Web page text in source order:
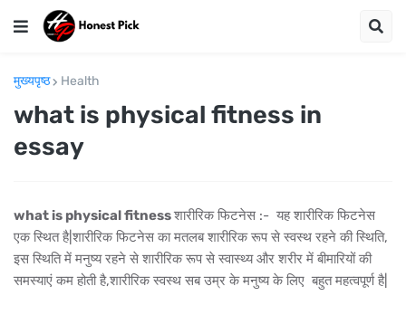
मुख्यपृष्ठ Health
what is physical fitness in
essay
what is physical fitnessशारीरिक फिटनेस :- यह शारीरिक फिटनेस
एक स्थित है|शारीरिक फिटनेस का मतलब शारीरिक रूप से स्वस्थ रहने की स्थिति,
इस स्थिति में मनुष्य रहने से शारीरिक रूप से स्वास्थ्य और शरीर में बीमारियों की
समस्याएं कम होती है,शारीरिक स्वस्थ सब उम्र के मनुष्य के लिए बहुत महत्वपूर्ण है|